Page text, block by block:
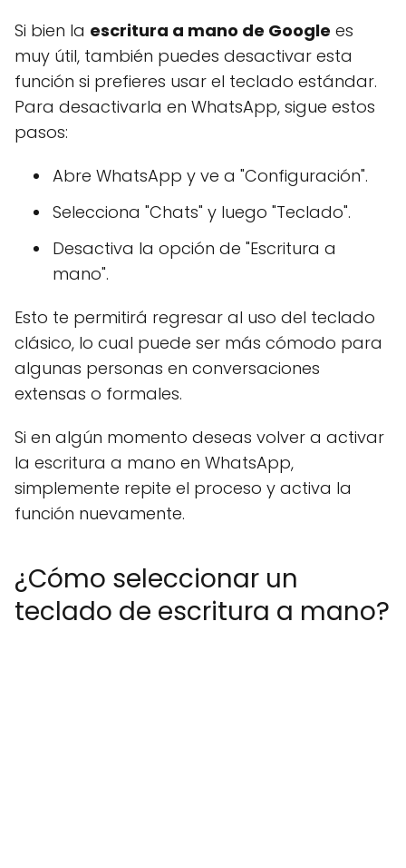
Si bien la escritura a mano de Google es
muy útil, también puedes desactivar esta
función si prefieres usar el teclado estándar.
Para desactivarla en WhatsApp, sigue estos
pasos:
Abre WhatsApp y ve a "Configuración".
Selecciona "Chats" y luego "Teclado".
Desactiva la opción de "Escritura a
mano".
Esto te permitirá regresar al uso del teclado
clásico, lo cual puede ser más cómodo para
algunas personas en conversaciones
extensas o formales.
Si en algún momento deseas volver a activar
la escritura a mano en WhatsApp,
simplemente repite el proceso y activa la
función nuevamente.
¿Cómo seleccionar un
teclado de escritura a mano?